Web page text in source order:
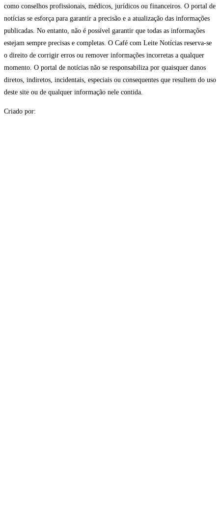
como conselhos profissionais, médicos, jurídicos ou financeiros. O portal de
notícias se esforça para garantir a precisão e a atualização das informações
publicadas. No entanto, não é possível garantir que todas as informações
estejam sempre precisas e completas. O Café com Leite Notícias reserva-se
o direito de corrigir erros ou remover informações incorretas a qualquer
momento. O portal de notícias não se responsabiliza por quaisquer danos
diretos, indiretos, incidentais, especiais ou consequentes que resultem do uso
deste site ou de qualquer informação nele contida.
Criado por: